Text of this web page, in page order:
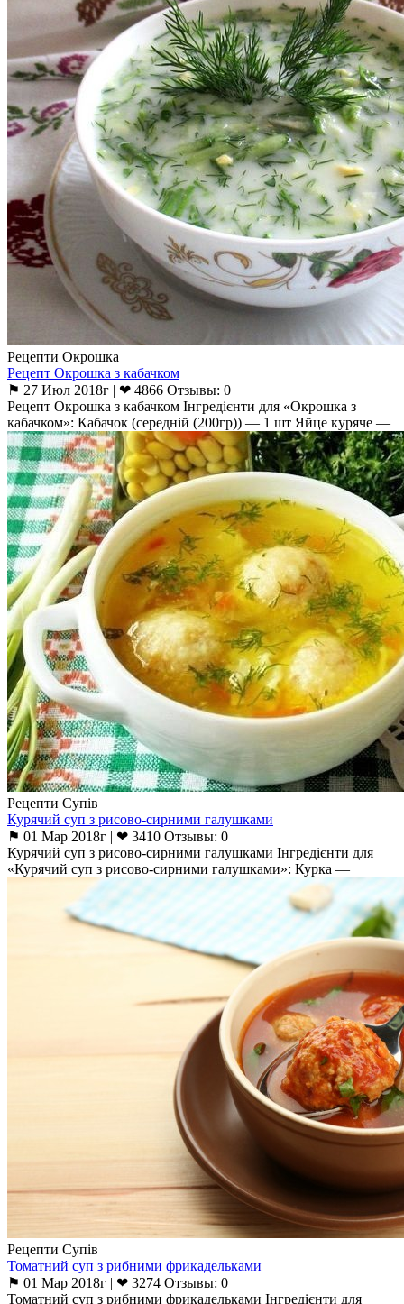
Рецепти Окрошка
Рецепт Окрошка з кабачком
⚑ 27 Июл 2018г | ❤ 4866 Отзывы: 0
Рецепт Окрошка з кабачком Інгредієнти для «Окрошка з
кабачком»: Кабачок (середній (200гр)) — 1 шт Яйце куряче —
Рецепти Супів
Курячий суп з рисово-сирними галушками
⚑ 01 Мар 2018г | ❤ 3410 Отзывы: 0
Курячий суп з рисово-сирними галушками Інгредієнти для
«Курячий суп з рисово-сирними галушками»: Курка —
Рецепти Супів
Томатний суп з рибними фрикадельками
⚑ 01 Мар 2018г | ❤ 3274 Отзывы: 0
Томатний суп з рибними фрикадельками Інгредієнти для